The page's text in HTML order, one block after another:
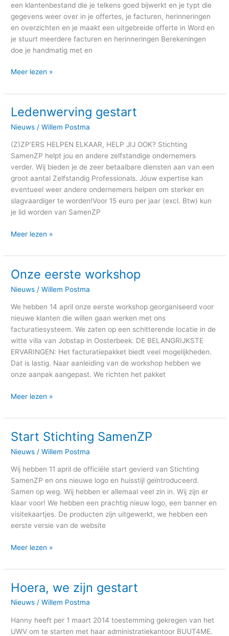
een klantenbestand die je telkens goed bijwerkt en je typt die
gegevens weer over in je offertes, je facturen, herinneringen
en overzichten en je maakt een uitgebreide offerte in Word en
je stuurt meerdere facturen en herinneringen Berekeningen
doe je handmatig met en
Meer lezen »
Ledenwerving gestart
Nieuws /Willem Postma
(Z)ZP’ERS HELPEN ELKAAR, HELP JIJ OOK? Stichting
SamenZP helpt jou en andere zelfstandige ondernemers
verder. Wij bieden je de zeer betaalbare diensten aan van een
groot aantal Zelfstandig Professionals. Jóuw expertise kan
eventueel weer andere ondernemers helpen om sterker en
slagvaardiger te worden!Voor 15 euro per jaar (excl. Btw) kun
je lid worden van SamenZP
Ledenwerving
Meer lezen »
Onze eerste workshop
Nieuws /Willem Postma
We hebben 14 april onze eerste workshop georganiseerd voor
nieuwe klanten die willen gaan werken met ons
facturatiesysteem. We zaten op een schitterende locatie in de
witte villa van Jobstap in Oosterbeek. DE BELANGRIJKSTE
ERVARINGEN: Het facturatiepakket biedt veel mogelijkheden.
Dat is lastig. Naar aanleiding van de workshop hebben we
onze aanpak aangepast. We richten het pakket
Onze
workshop
Meer lezen »
Start Stichting SamenZP
Nieuws /Willem Postma
Wij hebben 11 april de officiële start gevierd van Stichting
SamenZP en ons nieuwe logo en huisstijl geïntroduceerd.
Samen op weg. Wij hebben er allemaal veel zin in. Wij zijn er
klaar voor! We hebben een prachtig nieuw logo, een banner en
visitekaartjes. De producten zijn uitgewerkt, we hebben een
eerste versie van de website
Start
SamenZP
Meer lezen »
Hoera, we zijn gestart
Nieuws /Willem Postma
Hanny heeft per 1 maart 2014 toestemming gekregen van het
UWV om te starten met haar administratiekantoor BUUT4ME.
Hoera,
zijn
gestart